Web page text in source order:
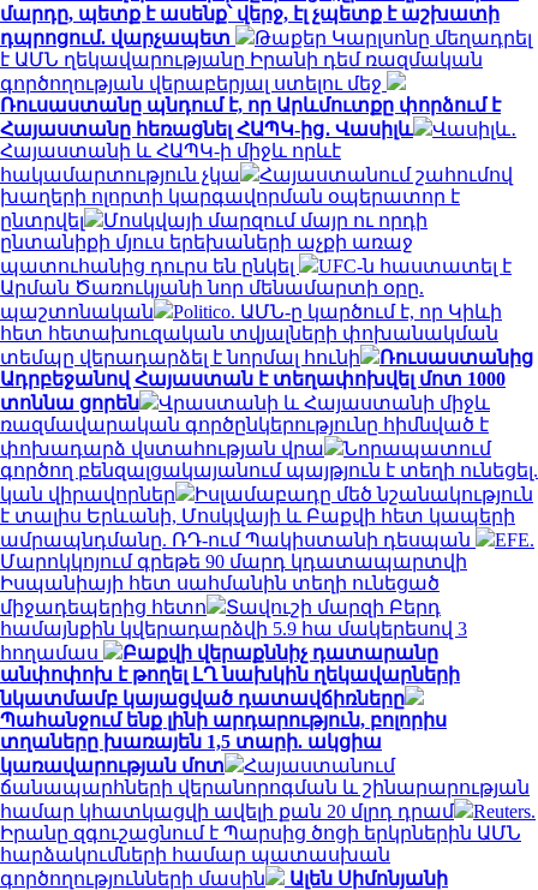
մարդը, պետք է ասենք՝ վերջ, էլ չպետք է աշխատի
դպրոցում. վարչապետ
Թաքեր Կարլսոնը մեղադրել
է ԱՄՆ ղեկավարությանը Իրանի դեմ ռազմական
գործողության վերաբերյալ ստելու մեջ
Ռուսաստանը պնդում է, որ Արևմուտքը փորձում է
Հայաստանը հեռացնել ՀԱՊԿ-ից․ Վասիլև
Վասիլև․
Հայաստանի և ՀԱՊԿ-ի միջև որևէ
հակամարտություն չկա
Հայաստանում շահումով
խաղերի ոլորտի կարգավորման օպերատոր է
ընտրվել
Մոսկվայի մարզում մայր ու որդի
ընտանիքի մյուս երեխաների աչքի առաջ
պատուհանից դուրս են ընկել
UFC-ն հաստատել է
Արման Ծառուկյանի նոր մենամարտի օրը.
պաշտոնական
Politico. ԱՄՆ-ը կարծում է, որ Կիևի
հետ հետախուզական տվյալների փոխանակման
տեմպը վերադարձել է նորմալ հունի
Ռուսաստանից
Ադրբեջանով Հայաստան է տեղափոխվել մոտ 1000
տոննա ցորեն
Վրաստանի և Հայաստանի միջև
ռազմավարական գործընկերությունը հիմնված է
փոխադարձ վստահության վրա
Նորապատում
գործող բենզալցակայանում պայթյուն է տեղի ունեցել.
կան վիրավորներ
Իսլամաբադը մեծ նշանակություն
է տալիս Երևանի, Մոսկվայի և Բաքվի հետ կապերի
ամրապնդմանը. ՌԴ-ում Պակիստանի դեսպան
EFE.
Մարոկկոյում գրեթե 90 մարդ կդատապարտվի
Իսպանիայի հետ սահմանին տեղի ունեցած
միջադեպերից հետո
Տավուշի մարզի Բերդ
համայնքին կվերադարձվի 5.9 հա մակերեսով 3
հողամաս
Բաքվի վերաքննիչ դատարանը
անփոփոխ է թողել ԼՂ նախկին ղեկավարների
նկատմամբ կայացված դատավճիռները
Պահանջում ենք լինի արդարություն, բոլորիս
տղաները խառայեն 1,5 տարի. ակցիա
կառավարության մոտ
Հայաստանում
ճանապարհների վերանորոգման և շինարարության
համար կհատկացվի ավելի քան 20 մլրդ դրամ
Reuters.
Իրանը զգուշացնում է Պարսից ծոցի երկրներին ԱՄՆ
հարձակումների համար պատասխան
գործողությունների մասին
Ալեն Սիմոնյանի